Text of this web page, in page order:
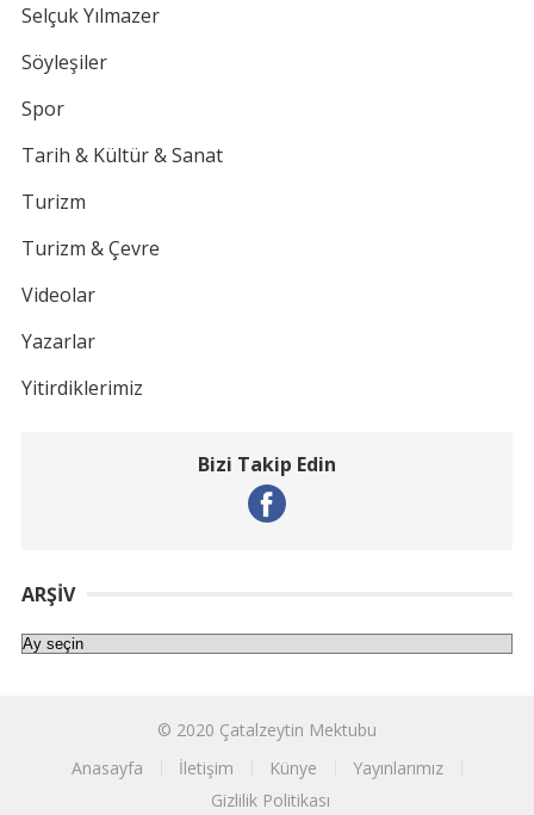
Selçuk Yılmazer
Söyleşiler
Spor
Tarih & Kültür & Sanat
Turizm
Turizm & Çevre
Videolar
Yazarlar
Yitirdiklerimiz
Bizi Takip Edin
ARŞIV
Arşiv
© 2020 Çatalzeytin Mektubu
Anasayfa
İletişim Künye
Yayınlarımız
Gizlilik Politikası